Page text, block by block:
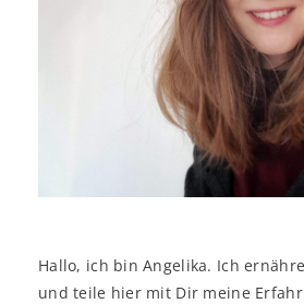
Hallo, ich bin Angelika. Ich
und teile hier mit Dir meine